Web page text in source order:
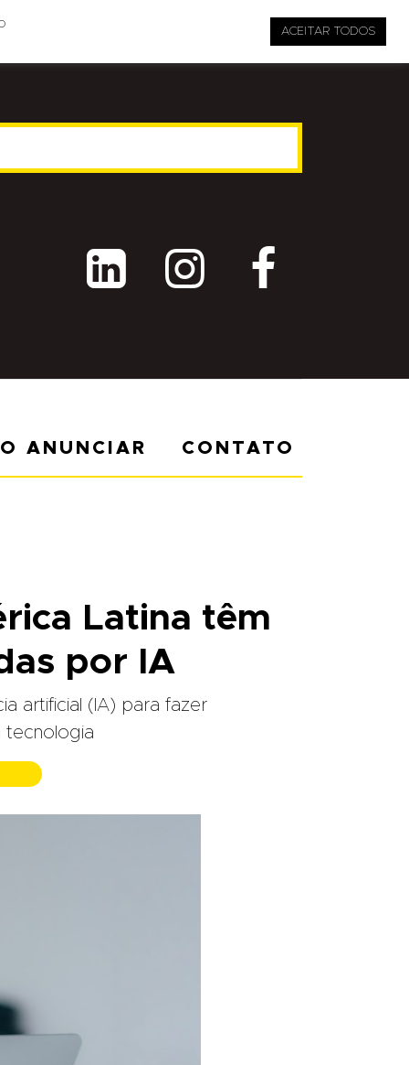
pauta@revistati.com.br



ANUNCIAR CONTATO
Latina têm
por IA
artificial (IA) para fazer
tecnologia
ACEITAR TODOS